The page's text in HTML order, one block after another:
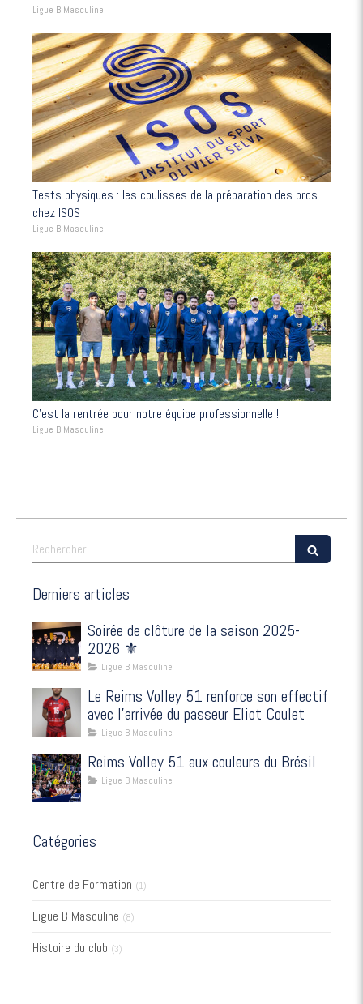
Ligue B Masculine
Tests physiques : les coulisses de la préparation des pros
chez ISOS
Ligue B Masculine
C’est la rentrée pour notre équipe professionnelle !
Ligue B Masculine
Rechercher
Derniers articles
Soirée de clôture de la saison 2025-
2026 ⚜️
Ligue B Masculine
Le Reims Volley 51 renforce son effectif
avec l’arrivée du passeur Eliot Coulet
Ligue B Masculine
Reims Volley 51 aux couleurs du Brésil
Ligue B Masculine
Catégories
Centre de Formation (1)
Ligue B Masculine (8)
Histoire du club (3)